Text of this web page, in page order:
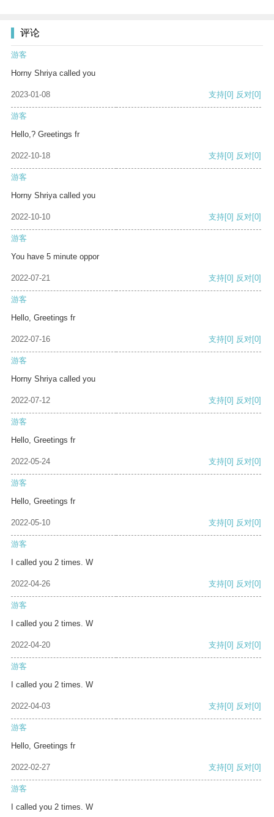
评论
游客
Horny Shriya called you
2023-01-08 支持[0] 反对[0]
游客
Hello,? Greetings fr
2022-10-18 支持[0] 反对[0]
游客
Horny Shriya called you
2022-10-10 支持[0] 反对[0]
游客
You have 5 minute oppor
2022-07-21 支持[0] 反对[0]
游客
Hello, Greetings fr
2022-07-16 支持[0] 反对[0]
游客
Horny Shriya called you
2022-07-12 支持[0] 反对[0]
游客
Hello, Greetings fr
2022-05-24 支持[0] 反对[0]
游客
Hello, Greetings fr
2022-05-10 支持[0] 反对[0]
游客
I called you 2 times. W
2022-04-26 支持[0] 反对[0]
游客
I called you 2 times. W
2022-04-20 支持[0] 反对[0]
游客
I called you 2 times. W
2022-04-03 支持[0] 反对[0]
游客
Hello, Greetings fr
2022-02-27 支持[0] 反对[0]
游客
I called you 2 times. W